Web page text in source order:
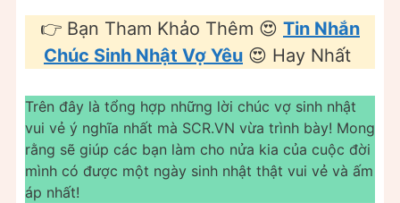
👉 Bạn Tham Khảo Thêm 😍 Tin Nhắn
Chúc Sinh Nhật Vợ Yêu 😍 Hay Nhất
Trên đây là tổng hợp những lời chúc vợ sinh nhật
vui vẻ ý nghĩa nhất mà SCR.VN vừa trình bày! Mong
rằng sẽ giúp các bạn làm cho nửa kia của cuộc đời
mình có được một ngày sinh nhật thật vui vẻ và ấm
áp nhất!